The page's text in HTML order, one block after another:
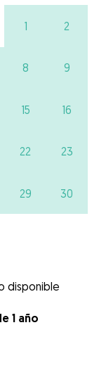
1 2
8 9
15 16
22 23
29 30
disponible
1 año